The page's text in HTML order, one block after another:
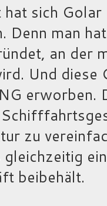
hat sich
Denn man
an der
Und
erworben.
zu
beibehält.